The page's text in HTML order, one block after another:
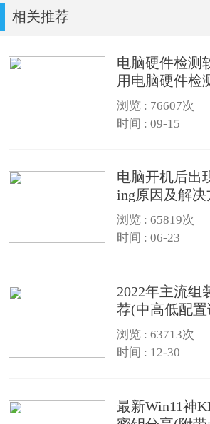
相关推荐
电脑硬件检测
用电脑硬件检
浏览 : 76607次
时间 : 09-15
电脑开机后出
ing原因及解决
浏览 :65819次
时间 : 06-23
2022年主流组
荐(中高低配
浏览 :63713次
时间 : 12-30
最新Win11神